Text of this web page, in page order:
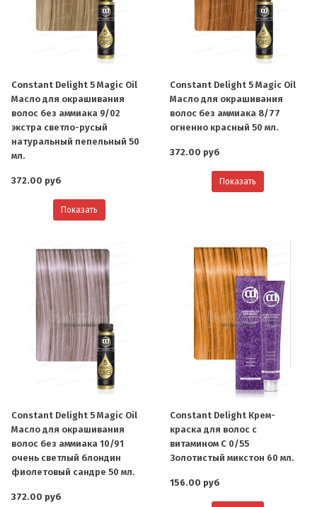
Constant Delight 5 Magic Oil
Масло для окрашивания
волос без аммиака 9/02
экстра светло-русый
натуральный пепельный 50
мл.
372.00 руб
Показать
Constant Delight 5 Magic Oil
Масло для окрашивания
волос без аммиака 8/77
огненно красный 50 мл.
372.00 руб
Показать
Constant Delight 5 Magic Oil
Масло для окрашивания
волос без аммиака 10/91
очень светлый блондин
фиолетовый сандре 50 мл.
372.00 руб
Constant Delight Крем-
краска для волос с
витамином С 0/55
Золотистый микстон 60 мл.
156.00 руб